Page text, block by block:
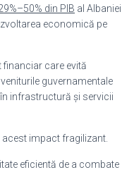
din PIB al Albaniei
economică pe
care evită
guvernamentale
infrastructură și servicii
acest impact fragilizant.
eficientă de a combate